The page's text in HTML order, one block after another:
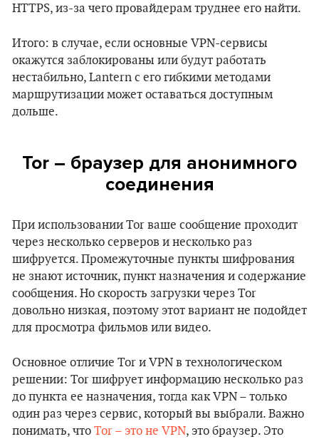
HTTPS, из-за чего провайдерам труднее его найти.
Итого: в случае, если основные VPN-сервисы
окажутся заблокированы или будут работать
нестабильно, Lantern с его гибкими методами
маршрутизации может оставаться доступным
дольше.
Tor – браузер для анонимного
соединения
При использовании Tor ваше сообщение проходит
через несколько серверов и несколько раз
шифруется. Промежуточные пункты шифрования
не знают источник, пункт назначения и содержание
сообщения. Но скорость загрузки через Tor
довольно низкая, поэтому этот вариант не подойдет
для просмотра фильмов или видео.
Основное отличие Tor и VPN в технологическом
решении: Tor шифрует информацию несколько раз
до пункта ее назначения, тогда как VPN – только
один раз через сервис, который вы выбрали. Важно
понимать, что Tor – это не VPN, это браузер. Это